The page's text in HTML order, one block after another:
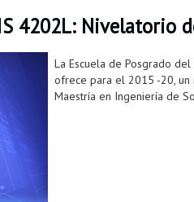
4202L: Nivelatorio
La Escuela de Posgrado
ofrece para el 2015 -20,
Maestría en Ingeniería de